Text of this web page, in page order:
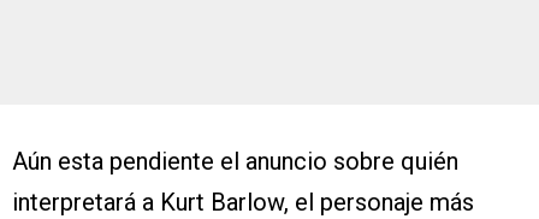
Aún esta pendiente el anuncio sobre quién
interpretará a Kurt Barlow, el personaje más